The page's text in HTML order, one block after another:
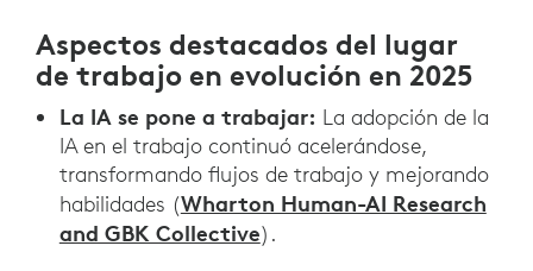
Aspectos destacados del lugar
de trabajo en evolución en 2025
La IA se pone a trabajar: La adopción de la
IA en el trabajo continuó acelerándose,
transformando flujos de trabajo y mejorando
habilidades (Wharton Human-AI Research
and GBK Collective).